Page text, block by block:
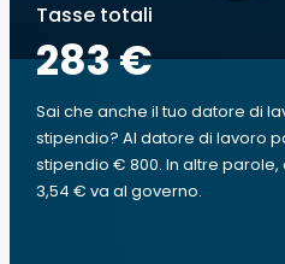
Tasse totali
283 €
Sai che anche il tuo datore di
stipendio? Al datore di lavoro
stipendio € 800. In altre parole,
3,54 € va al governo.